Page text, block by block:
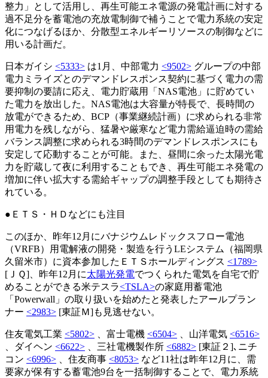
整力」として活用し、再生可能エネ電源の発電計画に対する
過不足分を蓄電池の充放電制御で補うことで電力系統の安定
化につなげるほか、分散型エネルギーリソースの制御などに
用いる計画だ。
日本ガイシ <5333> は1月、中部電力 <9502> グループの中部
電力ミライズとのデマンドレスポンス契約に基づく電力の需
要抑制の要請に応え、電力貯蔵用「NAS電池」に貯めてい
た電力を放出した。NAS電池は大容量が特長で、長時間の
放電ができるため、BCP（事業継続計画）に求められる非常
用電力を残しながら、猛暑や厳寒など電力需給逼迫時の需給
バランス調整に求められる3時間のデマンドレスポンスにも
安定して応動することが可能。また、昼間に余った太陽光電
力を貯蔵して夜に利用することもでき、再生可能エネ発電の
増加に伴い拡大する需給ギャップの調整手段としても期待さ
れている。
●ＥＴＳ・ＨＤなどにも注目
このほか、昨年12月にバナジウムレドックスフロー電池
（VRFB）用電解液の開発・製造を行うLEシステム（福岡県
久留米市）に資本参加したＥＴＳホールディングス <1789>
[ＪＱ]、昨年12月に太陽光発電でつくられた電気を自宅で貯
めることができる米テスラ<TSLA>の家庭用蓄電池
「Powerwall」の取り扱いを始めたと発表したアールプラン
ナー <2983> [東証Ｍ]も見逃せない。
住友電気工業 <5802> 、富士電機 <6504> 、山洋電気 <6516>
、ダイヘン <6622> 、三社電機製作所 <6882> [東証２]､ニチ
コン <6996> 、住友商事 <8053> など11社は昨年12月に、需
要家が保有する蓄電池9台を一括制御することで、電力系統